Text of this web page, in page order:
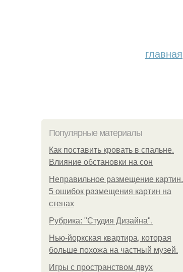
главная
Популярные материалы
Как поставить кровать в спальне.
Влияние обстановки на сон
Неправильное размещение картин.
5 ошибок размещения картин на
стенах
Рубрика: "Студия Дизайна".
Нью-йоркская квартира, которая
больше похожа на частный музей.
Игры с пространством двух